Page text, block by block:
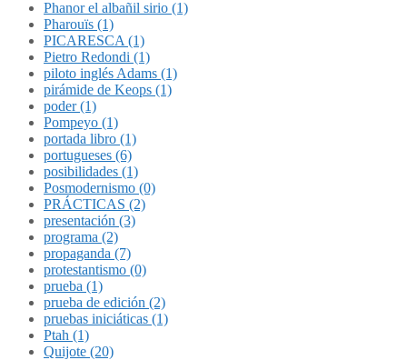
Phanor el albañil sirio (1)
Pharouïs (1)
PICARESCA (1)
Pietro Redondi (1)
piloto inglés Adams (1)
pirámide de Keops (1)
poder (1)
Pompeyo (1)
portada libro (1)
portugueses (6)
posibilidades (1)
Posmodernismo (0)
PRÁCTICAS (2)
presentación (3)
programa (2)
propaganda (7)
protestantismo (0)
prueba (1)
prueba de edición (2)
pruebas iniciáticas (1)
Ptah (1)
Quijote (20)